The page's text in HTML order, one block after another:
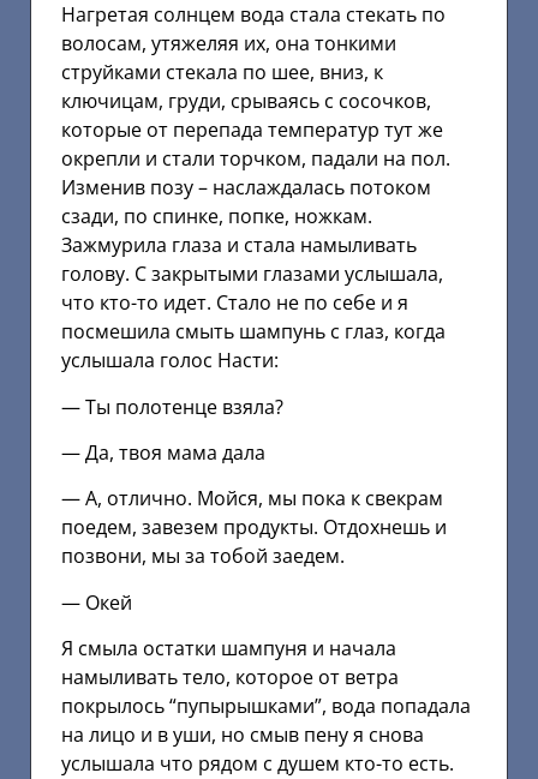
Нагретая солнцем вода стала стекать по
волосам, утяжеляя их, она тонкими
струйками стекала по шее, вниз, к
ключицам, груди, срываясь с сосочков,
которые от перепада температур тут же
окрепли и стали торчком, падали на пол.
Изменив позу – наслаждалась потоком
сзади, по спинке, попке, ножкам.
Зажмурила глаза и стала намыливать
голову. С закрытыми глазами услышала,
что кто-то идет. Стало не по себе и я
посмешила смыть шампунь с глаз, когда
услышала голос Насти:
— Ты полотенце взяла?
— Да, твоя мама дала
— А, отлично. Мойся, мы пока к свекрам
поедем, завезем продукты. Отдохнешь и
позвони, мы за тобой заедем.
— Окей
Я смыла остатки шампуня и начала
намыливать тело, которое от ветра
покрылось “пупырышками”, вода попадала
на лицо и в уши, но смыв пену я снова
услышала что рядом с душем кто-то есть.